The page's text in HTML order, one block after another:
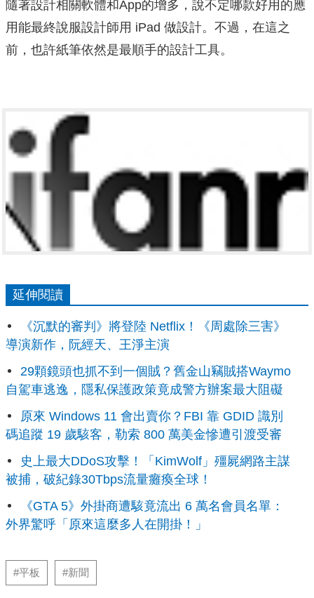
隨著設計相關軟體和App的增多，說不定哪款好用的應
用能最終說服設計師用 iPad 做設計。不過，在這之
前，也許紙筆依然是最順手的設計工具。
延伸閱讀
《沉默的審判》將登陸 Netflix！《周處除三害》
導演新作，阮經天、王淨主演
29顆鏡頭也抓不到一個賊？舊金山竊賊搭Waymo
自駕車逃逸，隱私保護政策竟成警方辦案最大阻礙
原來 Windows 11 會出賣你？FBI 靠 GDID 識別
碼追蹤 19 歲駭客，勒索 800 萬美金慘遭引渡受審
史上最大DDoS攻擊！「KimWolf」殭屍網路主謀
被捕，破紀錄30Tbps流量癱瘓全球！
《GTA 5》外掛商遭駭竟流出 6 萬名會員名單：
外界驚呼「原來這麼多人在開掛！」
#平板 #新聞